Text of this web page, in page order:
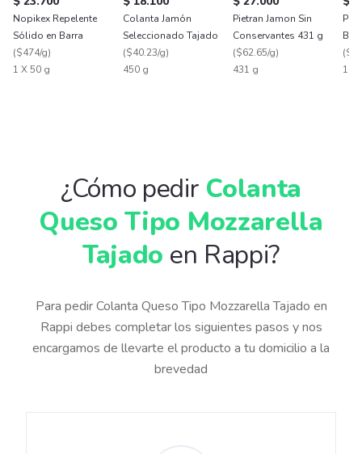
Nopikex Repelente
Sólido en Barra
($474/g)
1 X 50 g
Colanta Jamón
Seleccionado Tajado
($40.23/g)
450 g
Pietran Jamon Sin
Conservantes 431 g
($62.65/g)
431 g
(
1 X
¿Cómo pedir Colanta
Queso Tipo Mozzarella
Tajado en Rappi?
Para pedir Colanta Queso Tipo Mozzarella Tajado en
Rappi debes completar los siguientes pasos y nos
encargamos de llevarte el producto a tu domicilio a la
brevedad